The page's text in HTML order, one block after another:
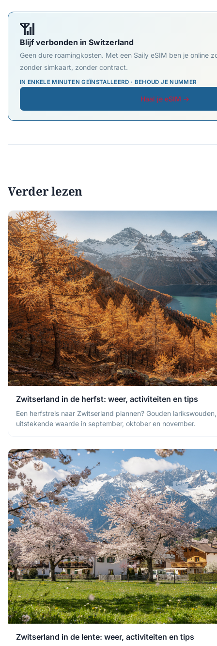
📶
Blijf verbonden in Switzerland
Geen dure roamingkosten. Met een Saily eSIM ben je online
zonder simkaart, zonder contract.
IN ENKELE MINUTEN GEÏNSTALLEERD · BEHOUD JE NUMMER
Haal je eSIM →
Verder lezen
Zwitserland in de herfst: weer, activiteiten en tips
Een herfstreis naar Zwitserland plannen? Gouden
uitstekende waarde in september, oktober en november.
Zwitserland in de lente: weer, activiteiten en tips